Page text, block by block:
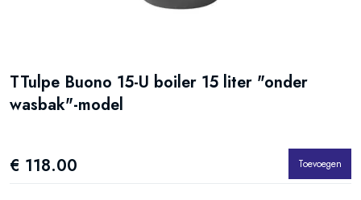
TTulpe Buono 15-U boiler 15 liter "onder
wasbak"-model
€ 118.00 Toevoegen